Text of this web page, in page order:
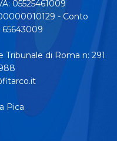
05525461009
- Conto
di Roma n: 291
Pica